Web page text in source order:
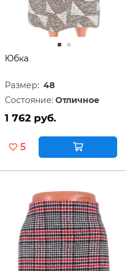
Юбка
Размер: 48
Состояние: Отличное
1 762 руб.
5